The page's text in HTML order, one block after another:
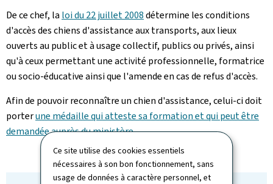
Ce site utilise des cookies essentiels
nécessaires à son bon fonctionnement, sans
usage de données à caractère personnel, et
De ce chef, la loi du 22 juillet 2008détermine les conditions
d'accès des chiens d'assistance aux transports, aux lieux
ouverts au public et à usage collectif, publics ou privés, ainsi
qu'à ceux permettant une activité professionnelle, formatrice
ou socio-éducative ainsi que l'amende en cas de refus d'accès.
Afin de pouvoir reconnaître un chien d'assistance, celui-ci doit
porterune médaille qui atteste sa formation et qui peut être
demandée auprès du ministère.